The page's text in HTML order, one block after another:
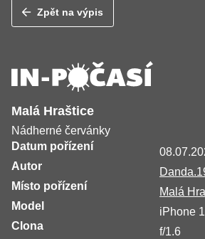
Zpět na výpis
Malá Hraštice
Nádherné červánky
Datum pořízení
Autor
Místo pořízení
Malá
Model
iPhone
Clona
f/1.6